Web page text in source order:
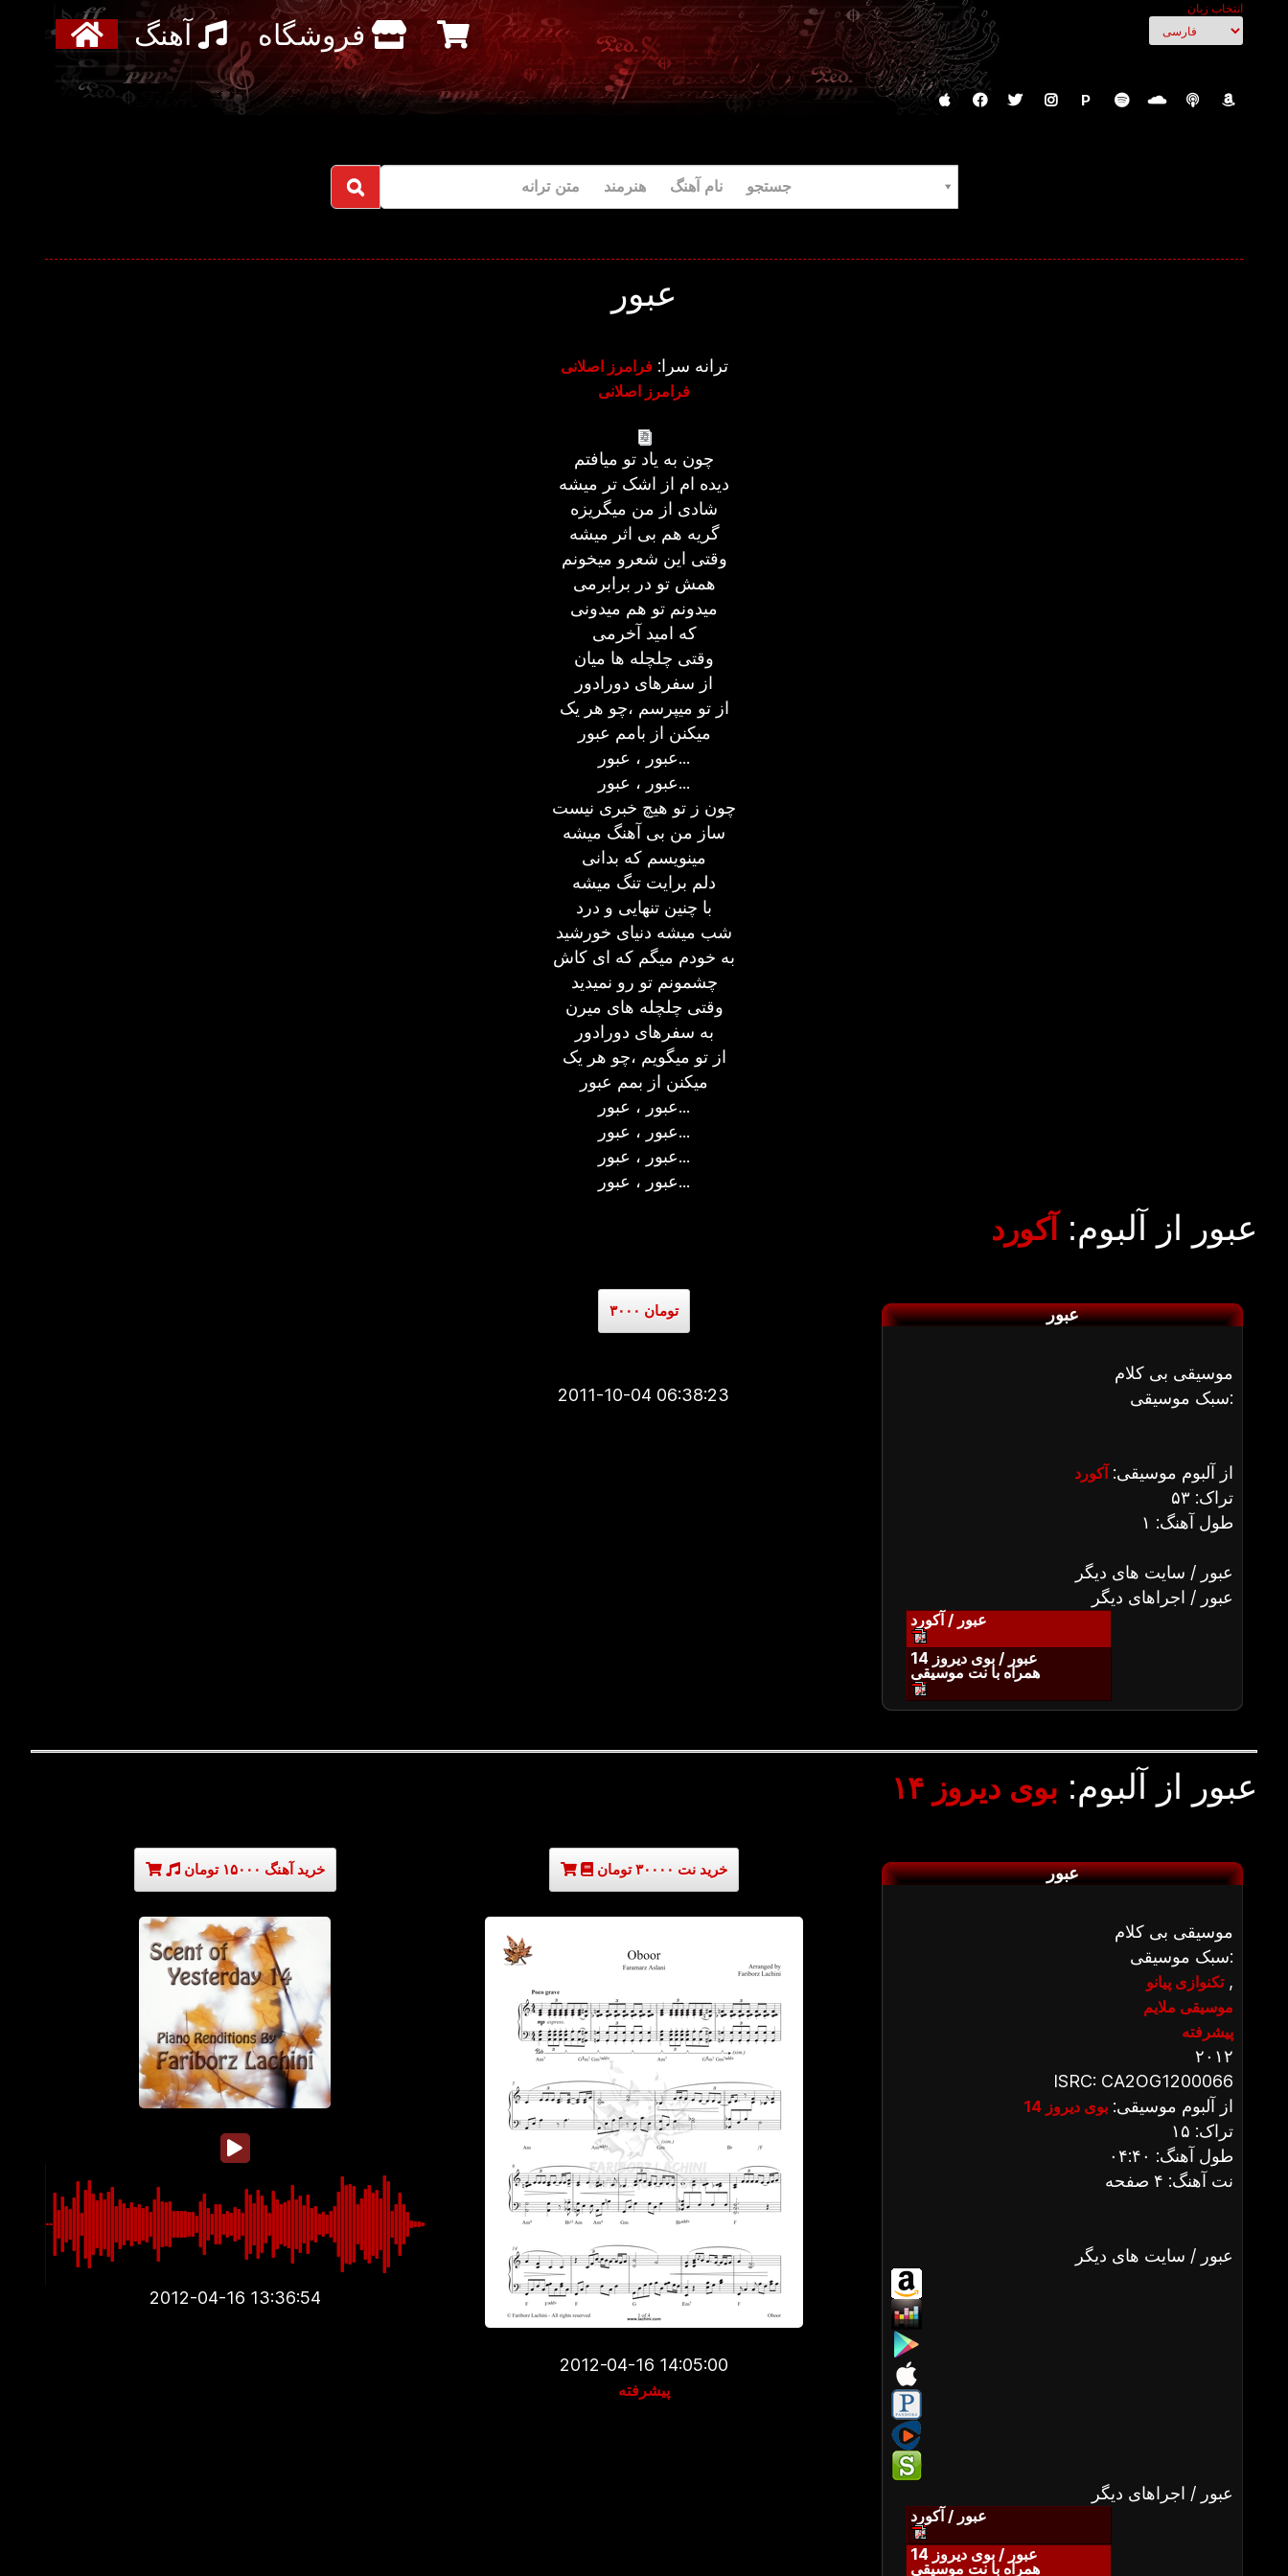
انتخاب زبان
آهنگ فروشگاه
P
جستجو نام آهنگ هنرمند متن ترانه
عبور
ترانه سرا:فرامرز اصلانی
فرامرز اصلانی
چون به یاد تو میافتم
دیده ام از اشک تر میشه
شادی از من میگریزه
گریه هم بی اثر میشه
وقتی این شعرو میخونم
همش تو در برابرمی
میدونم تو هم میدونی
که امید آخرمی
وقتی چلچله ها میان
از سفرهای دورادور
از تو میپرسم ،چو هر یک
میکنن از بامم عبور
عبور ، عبور...
عبور ، عبور...
چون ز تو هیچ خبری نیست
ساز من بی آهنگ میشه
مینویسم که بدانی
دلم برایت تنگ میشه
با چنین تنهایی و درد
شب میشه دنیای خورشید
به خودم میگم که ای کاش
چشمونم تو رو نمیدید
وقتی چلچله های میرن
به سفرهای دورادور
از تو میگویم ،چو هر یک
میکنن از بمم عبور
عبور ، عبور...
عبور ، عبور...
عبور ، عبور...
عبور ، عبور...
عبور از آلبوم: آکورد
۳۰۰۰ تومان
2011-10-04 06:38:23
عبور
موسیقی بی کلام
سبک موسیقی:
از آلبوم موسیقی:آکورد
تراک: ۵۳
طول آهنگ: ۱
عبور / سایت های دیگر
عبور / اجراهای دیگر
عبور / آکورد
عبور / بوی دیروز 14
همراه با نت موسیقی
عبور از آلبوم: بوی دیروز ۱۴
خرید آهنگ ۱۵۰۰۰ تومان
2012-04-16 13:36:54
خرید نت ۳۰۰۰۰ تومان
2012-04-16 14:05:00
پیشرفته
عبور
موسیقی بی کلام
سبک موسیقی:
تکنوازی پیانو,
موسیقی ملایم
پیشرفته
۲۰۱۲
ISRC: CA2OG1200066
از آلبوم موسیقی:بوی دیروز 14
تراک: ۱۵
طول آهنگ: ۰۴:۴۰
نت آهنگ: ۴ صفحه
عبور / سایت های دیگر
عبور / اجراهای دیگر
عبور / آکورد
عبور / بوی دیروز 14
همراه با نت موسیقی